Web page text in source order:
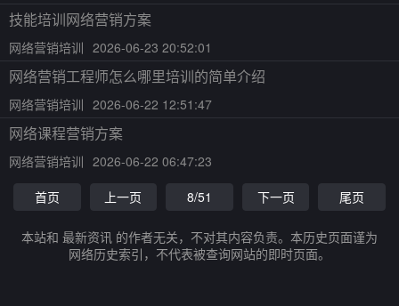
技能培训网络营销方案
网络营销培训 2026-06-23 20:52:01
网络营销工程师怎么哪里培训的简单介绍
网络营销培训 2026-06-22 12:51:47
网络课程营销方案
网络营销培训 2026-06-22 06:47:23
首页
上一页 8/51 下一页 尾页
本站和 最新资讯 的作者无关，不对其内容负责。本历史页面谨为
网络历史索引，不代表被查询网站的即时页面。